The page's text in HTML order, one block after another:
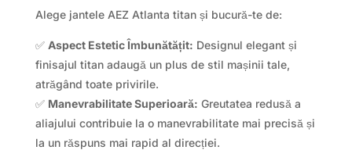
Alege jantele AEZ Atlanta titan și bucură-te de:
✅ Aspect Estetic Îmbunătățit: Designul elegant și
finisajul titan adaugă un plus de stil mașinii tale,
atrăgând toate privirile.
✅ Manevrabilitate Superioară: Greutatea redusă a
aliajului contribuie la o manevrabilitate mai precisă și
la un răspuns mai rapid al direcției.